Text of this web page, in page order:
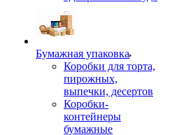
Бумажная упаковка
Коробки для торта,
пирожных,
выпечки, десертов
Коробки-
контейнеры
бумажные